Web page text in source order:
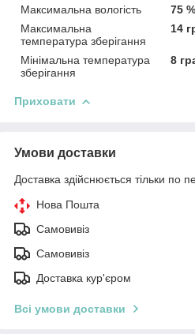
Максимальна вологість
75 %
Максимальна
температура зберігання
14
Мінімальна температура
зберігання
8
Приховати
Умови доставки
Доставка здійснюється тільки по
Нова Пошта
Самовивіз
Самовивіз
Доставка кур'єром
Всі умови доставки